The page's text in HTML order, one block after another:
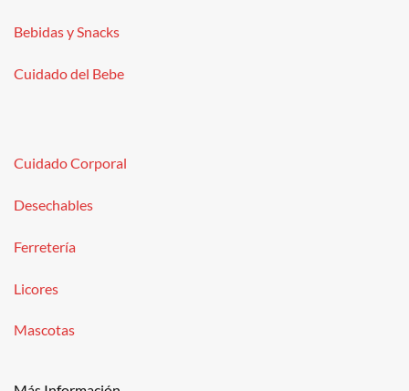
Bebidas y Snacks
Cuidado del Bebe
Cuidado Corporal
Desechables
Ferretería
Licores
Mascotas